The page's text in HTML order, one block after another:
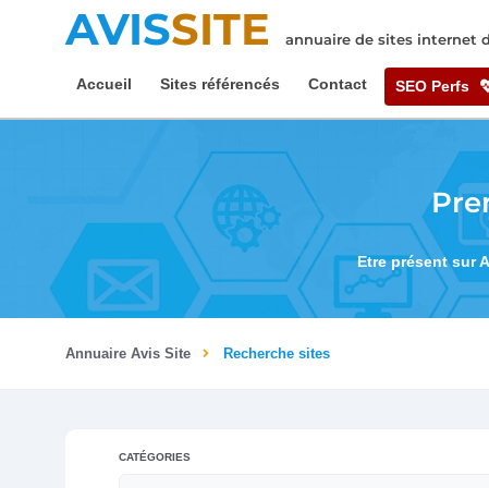
AVISSITE annuaire de sites internet
Accueil Sites référencés Contact SEO Perfs
Etre présent sur
Annuaire Avis Site Recherche sites
CATÉGORIES